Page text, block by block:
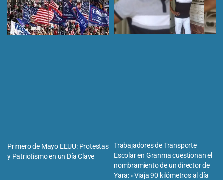
Primero de Mayo EEUU: Protestas
y Patriotismo en un Día Clave
Trabajadores de Transporte
Escolar en Granma cuestionan el
nombramiento de un director de
Yara: «Viaja 90 kilómetros al día